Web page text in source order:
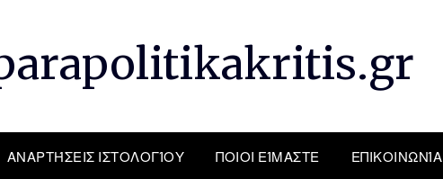
ΑΝΑΡΤΉΣΕΙΣ ΙΣΤΟΛΟΓΊΟΥ ΠΟΙΟΙ ΕΊΜΑΣΤΕ ΕΠΙΚΟΙΝΩΝΊΑ